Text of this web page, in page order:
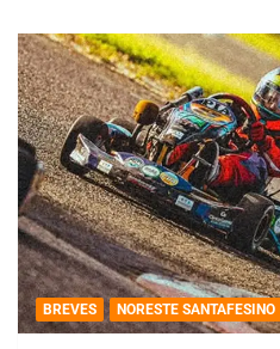
BREVES NORESTE SANTAFESINO